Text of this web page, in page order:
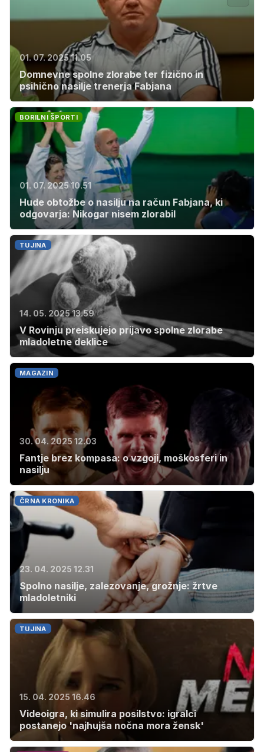
01. 07. 2025 11.05
Domnevne spolne zlorabe ter fizično in
psihično nasilje trenerja Fabjana
BORILNI ŠPORTI
01. 07. 2025 10.51
Hude obtožbe o nasilju na račun Fabjana, ki
odgovarja: Nikogar nisem zlorabil
TUJINA
14. 05. 2025 13.59
V Rovinju preiskujejo prijavo spolne zlorabe
mladoletne deklice
MAGAZIN
30. 04. 2025 12.03
Fantje brez kompasa: o vzgoji, moškosferi in
nasilju
ČRNA KRONIKA
23. 04. 2025 12.31
Spolno nasilje, zalezovanje, grožnje: žrtve
mladoletniki
TUJINA
15. 04. 2025 16.46
Videoigra, ki simulira posilstvo: igralci
postanejo 'najhujša nočna mora žensk'